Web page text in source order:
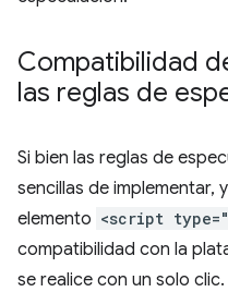
Compatibilidad
las reglas de
Si bien las reglas de
sencillas de implementar,
elemento <script
compatibilidad con la
se realice con un solo